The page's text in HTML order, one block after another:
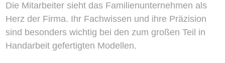
Die Mitarbeiter sieht das Familienunternehmen als
Herz der Firma. Ihr Fachwissen und ihre Präzision
sind besonders wichtig bei den zum großen Teil in
Handarbeit gefertigten Modellen.